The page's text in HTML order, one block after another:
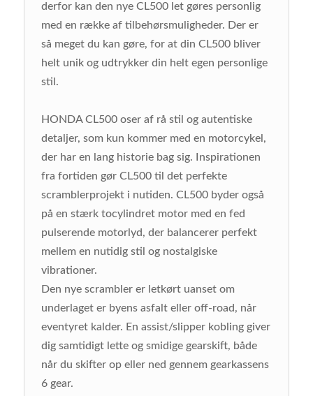
derfor kan den nye CL500 let gøres personlig
med en række af tilbehørsmuligheder. Der er
så meget du kan gøre, for at din CL500 bliver
helt unik og udtrykker din helt egen personlige
stil.
HONDA CL500 oser af rå stil og autentiske
detaljer, som kun kommer med en motorcykel,
der har en lang historie bag sig. Inspirationen
fra fortiden gør CL500 til det perfekte
scramblerprojekt i nutiden. CL500 byder også
på en stærk tocylindret motor med en fed
pulserende motorlyd, der balancerer perfekt
mellem en nutidig stil og nostalgiske
vibrationer.
Den nye scrambler er letkørt uanset om
underlaget er byens asfalt eller off-road, når
eventyret kalder. En assist/slipper kobling giver
dig samtidigt lette og smidige gearskift, både
når du skifter op eller ned gennem gearkassens
6 gear.